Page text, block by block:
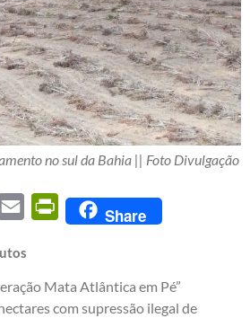
no sul da Bahia || Foto Divulgação
Email PrintFriendly
Share
Mata Atlântica em Pé”
com supressão ilegal de